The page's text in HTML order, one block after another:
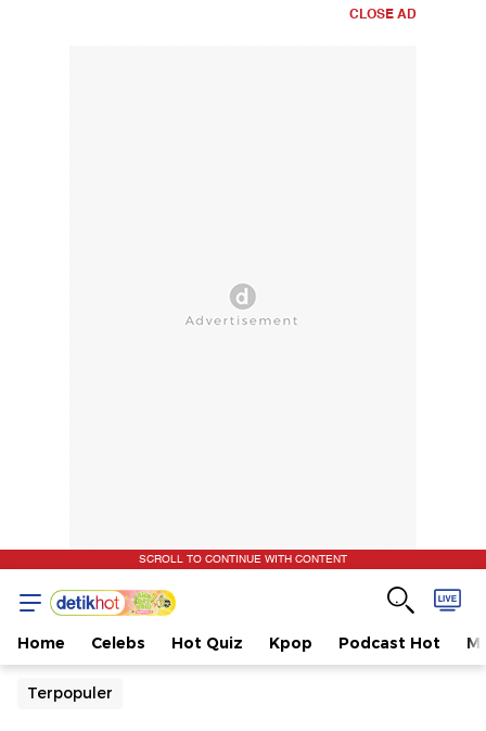
CLOSE AD
SCROLL TO CONTINUE WITH CONTENT
Home Celebs Hot Quiz Kpop Podcast Hot
Terpopuler